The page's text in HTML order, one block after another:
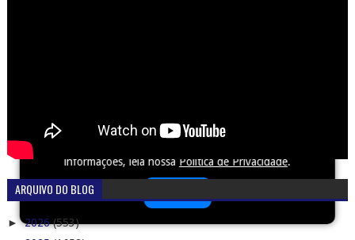
fornecer serviços personalizados. Ao continuar a navegar,
informações, leia nossa Política de Privacidade.
ARQUIVO DO BLOG
►2026(553)